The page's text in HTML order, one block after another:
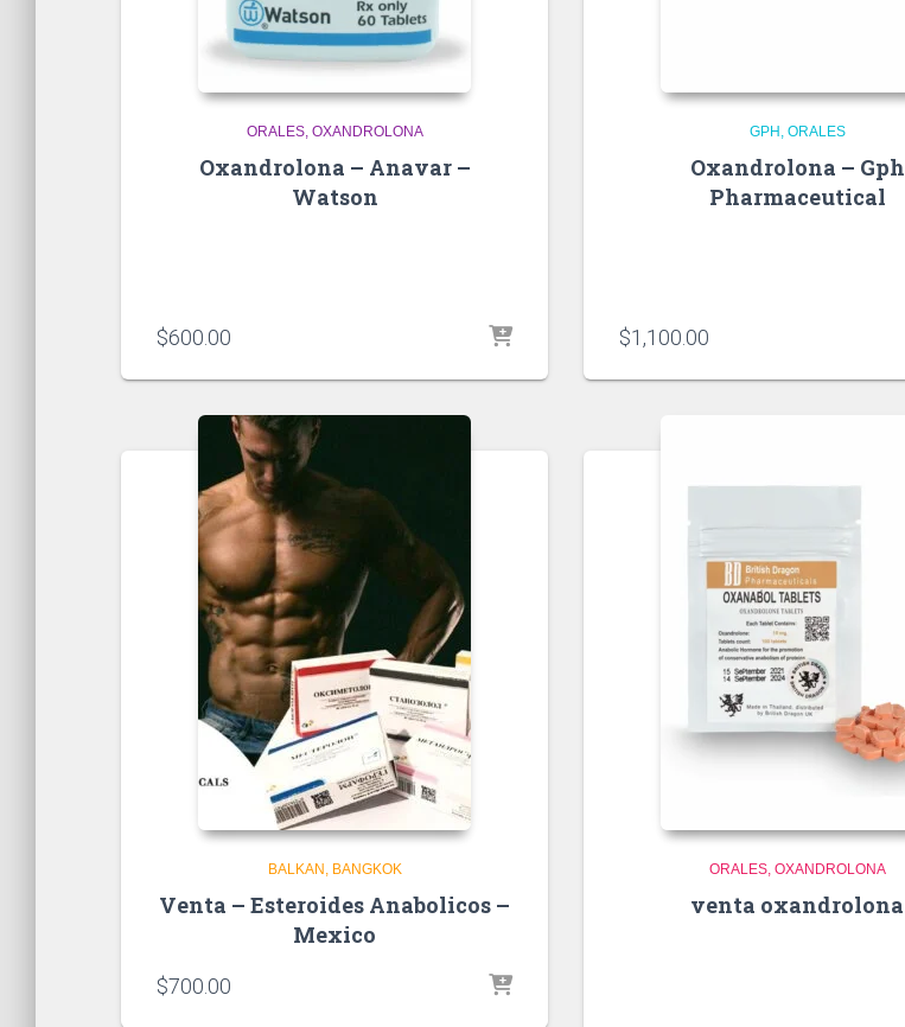
ORALES OXANDROLONA
Oxandrolona – Anavar –
Watson
$600.00
GPH ORALES
Oxandrolona – Gph
Pharmaceutical
$1,100.00
BALKAN BANGKOK
Venta – Esteroides Anabolicos –
Mexico
$700.00
ORALES OXANDROLONA
venta oxandrolona